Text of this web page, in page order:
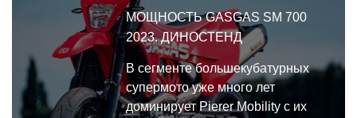
МОЩНОСТЬ GASGAS SM 700
2023. ДИНОСТЕНД
В сегменте большекубатурных
супермото уже много лет
доминирует Pierer Mobility с их